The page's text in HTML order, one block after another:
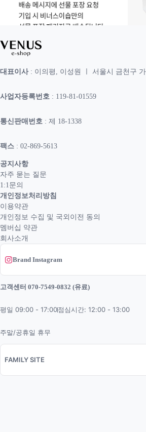
대표이사: 이의평, 이성원 ㅣ 서울시 금천구
사업자등록번호 : 119-81-01559
통신판매번호 : 제 18-1338
팩스 : 02-869-5613
공지사항
자주 묻는 질문
1:1문의
개인정보처리방침
이용약관
개인정보 수집 및 국외이전 동의
멤버십 약관
회사소개
Brand Instagram
고객센터 070-7549-0832 (유료)
평일 09:00 - 17:00점심시간: 12:00 - 13:00
주말/공휴일 휴무
FAMILY SITE